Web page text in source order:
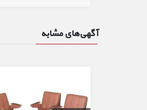
آگهی‌های مشابه